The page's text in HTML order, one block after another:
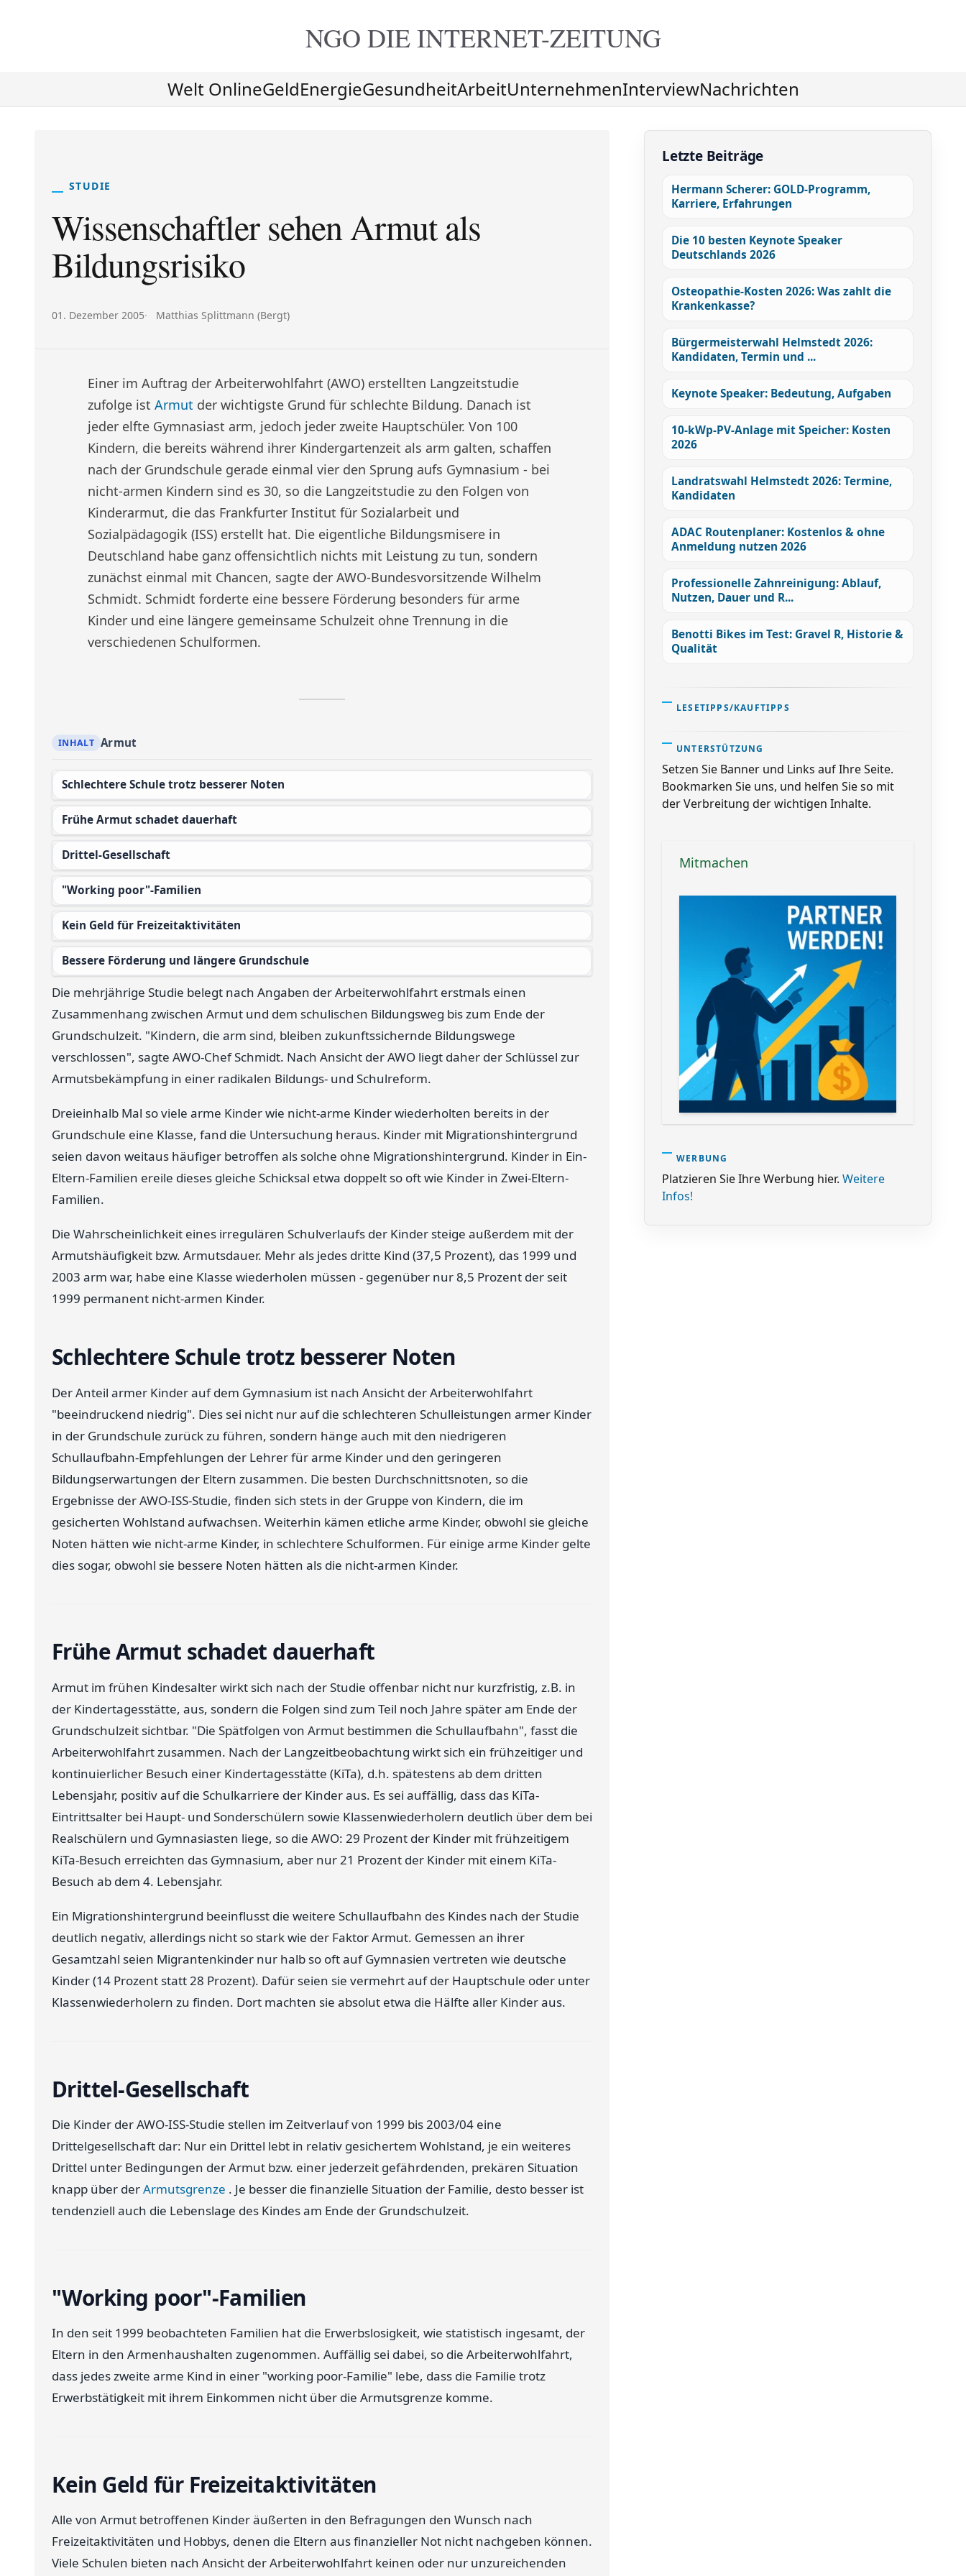
NGO DIEINTERNET-ZEITUNG
Welt OnlineGeldEnergieGesundheitArbeitUnternehmenInterviewNachrichten
STUDIE
Wissenschaftler sehen Armut als
Bildungsrisiko
Veröffentlicht am:
01. Dezember 2005 Autor:
Matthias Splittmann (Bergt)
Einer im Auftrag der Arbeiterwohlfahrt (AWO) erstellten Langzeitstudie
zufolge ist Armut der wichtigste Grund für schlechte Bildung. Danach ist
jeder elfte Gymnasiast arm, jedoch jeder zweite Hauptschüler. Von 100
Kindern, die bereits während ihrer Kindergartenzeit als arm galten, schaffen
nach der Grundschule gerade einmal vier den Sprung aufs Gymnasium - bei
nicht-armen Kindern sind es 30, so die Langzeitstudie zu den Folgen von
Kinderarmut, die das Frankfurter Institut für Sozialarbeit und
Sozialpädagogik (ISS) erstellt hat. Die eigentliche Bildungsmisere in
Deutschland habe ganz offensichtlich nichts mit Leistung zu tun, sondern
zunächst einmal mit Chancen, sagte der AWO-Bundesvorsitzende Wilhelm
Schmidt. Schmidt forderte eine bessere Förderung besonders für arme
Kinder und eine längere gemeinsame Schulzeit ohne Trennung in die
verschiedenen Schulformen.
Armut
Schlechtere Schule trotz besserer Noten
Frühe Armut schadet dauerhaft
Drittel-Gesellschaft
"Working poor"-Familien
Kein Geld für Freizeitaktivitäten
Bessere Förderung und längere Grundschule
Die mehrjährige Studie belegt nach Angaben der Arbeiterwohlfahrt erstmals einen
Zusammenhang zwischen Armut und dem schulischen Bildungsweg bis zum Ende der
Grundschulzeit. "Kindern, die arm sind, bleiben zukunftssichernde Bildungswege
verschlossen", sagte AWO-Chef Schmidt. Nach Ansicht der AWO liegt daher der Schlüssel zur
Armutsbekämpfung in einer radikalen Bildungs- und Schulreform.
Dreieinhalb Mal so viele arme Kinder wie nicht-arme Kinder wiederholten bereits in der
Grundschule eine Klasse, fand die Untersuchung heraus. Kinder mit Migrationshintergrund
seien davon weitaus häufiger betroffen als solche ohne Migrationshintergrund. Kinder in Ein-
Eltern-Familien ereile dieses gleiche Schicksal etwa doppelt so oft wie Kinder in Zwei-Eltern-
Familien.
Die Wahrscheinlichkeit eines irregulären Schulverlaufs der Kinder steige außerdem mit der
Armutshäufigkeit bzw. Armutsdauer. Mehr als jedes dritte Kind (37,5 Prozent), das 1999 und
2003 arm war, habe eine Klasse wiederholen müssen - gegenüber nur 8,5 Prozent der seit
1999 permanent nicht-armen Kinder.
Schlechtere Schule trotz besserer Noten
Der Anteil armer Kinder auf dem Gymnasium ist nach Ansicht der Arbeiterwohlfahrt
"beeindruckend niedrig". Dies sei nicht nur auf die schlechteren Schulleistungen armer Kinder
in der Grundschule zurück zu führen, sondern hänge auch mit den niedrigeren
Schullaufbahn-Empfehlungen der Lehrer für arme Kinder und den geringeren
Bildungserwartungen der Eltern zusammen. Die besten Durchschnittsnoten, so die
Ergebnisse der AWO-ISS-Studie, finden sich stets in der Gruppe von Kindern, die im
gesicherten Wohlstand aufwachsen. Weiterhin kämen etliche arme Kinder, obwohl sie gleiche
Noten hätten wie nicht-arme Kinder, in schlechtere Schulformen. Für einige arme Kinder gelte
dies sogar, obwohl sie bessere Noten hätten als die nicht-armen Kinder.
Frühe Armut schadet dauerhaft
Armut im frühen Kindesalter wirkt sich nach der Studie offenbar nicht nur kurzfristig, z.B. in
der Kindertagesstätte, aus, sondern die Folgen sind zum Teil noch Jahre später am Ende der
Grundschulzeit sichtbar. "Die Spätfolgen von Armut bestimmen die Schullaufbahn", fasst die
Arbeiterwohlfahrt zusammen. Nach der Langzeitbeobachtung wirkt sich ein frühzeitiger und
kontinuierlicher Besuch einer Kindertagesstätte (KiTa), d.h. spätestens ab dem dritten
Lebensjahr, positiv auf die Schulkarriere der Kinder aus. Es sei auffällig, dass das KiTa-
Eintrittsalter bei Haupt- und Sonderschülern sowie Klassenwiederholern deutlich über dem bei
Realschülern und Gymnasiasten liege, so die AWO: 29 Prozent der Kinder mit frühzeitigem
KiTa-Besuch erreichten das Gymnasium, aber nur 21 Prozent der Kinder mit einem KiTa-
Besuch ab dem 4. Lebensjahr.
Ein Migrationshintergrund beeinflusst die weitere Schullaufbahn des Kindes nach der Studie
deutlich negativ, allerdings nicht so stark wie der Faktor Armut. Gemessen an ihrer
Gesamtzahl seien Migrantenkinder nur halb so oft auf Gymnasien vertreten wie deutsche
Kinder (14 Prozent statt 28 Prozent). Dafür seien sie vermehrt auf der Hauptschule oder unter
Klassenwiederholern zu finden. Dort machten sie absolut etwa die Hälfte aller Kinder aus.
Drittel-Gesellschaft
Die Kinder der AWO-ISS-Studie stellen im Zeitverlauf von 1999 bis 2003/04 eine
Drittelgesellschaft dar: Nur ein Drittel lebt in relativ gesichertem Wohlstand, je ein weiteres
Drittel unter Bedingungen der Armut bzw. einer jederzeit gefährdenden, prekären Situation
knapp über derArmutsgrenze . Je besser die finanzielle Situation der Familie, desto besser ist
tendenziell auch die Lebenslage des Kindes am Ende der Grundschulzeit.
"Working poor"-Familien
In den seit 1999 beobachteten Familien hat die Erwerbslosigkeit, wie statistisch ingesamt, der
Eltern in den Armenhaushalten zugenommen. Auffällig sei dabei, so die Arbeiterwohlfahrt,
dass jedes zweite arme Kind in einer "working poor-Familie" lebe, dass die Familie trotz
Erwerbstätigkeit mit ihrem Einkommen nicht über die Armutsgrenze komme.
Kein Geld für Freizeitaktivitäten
Alle von Armut betroffenen Kinder äußerten in den Befragungen den Wunsch nach
Freizeitaktivitäten und Hobbys, denen die Eltern aus finanzieller Not nicht nachgeben können.
Viele Schulen bieten nach Ansicht der Arbeiterwohlfahrt keinen oder nur unzureichenden
Letzte Beiträge
Hermann Scherer: GOLD-Programm,
Karriere, Erfahrungen
Die 10 besten Keynote Speaker
Deutschlands 2026
Osteopathie-Kosten 2026: Was zahlt die
Krankenkasse?
Bürgermeisterwahl Helmstedt 2026:
Kandidaten, Termin und ...
Keynote Speaker: Bedeutung, Aufgaben
10-kWp-PV-Anlage mit Speicher: Kosten
2026
Landratswahl Helmstedt 2026: Termine,
Kandidaten
ADAC Routenplaner: Kostenlos & ohne
Anmeldung nutzen 2026
Professionelle Zahnreinigung: Ablauf,
Nutzen, Dauer und R...
Benotti Bikes im Test: Gravel R, Historie &
Qualität
LESETIPPS/KAUFTIPPS
UNTERSTÜTZUNG
Setzen Sie Banner und Links auf Ihre Seite.
Bookmarken Sie uns, und helfen Sie so mit
der Verbreitung der wichtigen Inhalte.
Mitmachen
WERBUNG
Platzieren Sie Ihre Werbung hier. Weitere
Infos!